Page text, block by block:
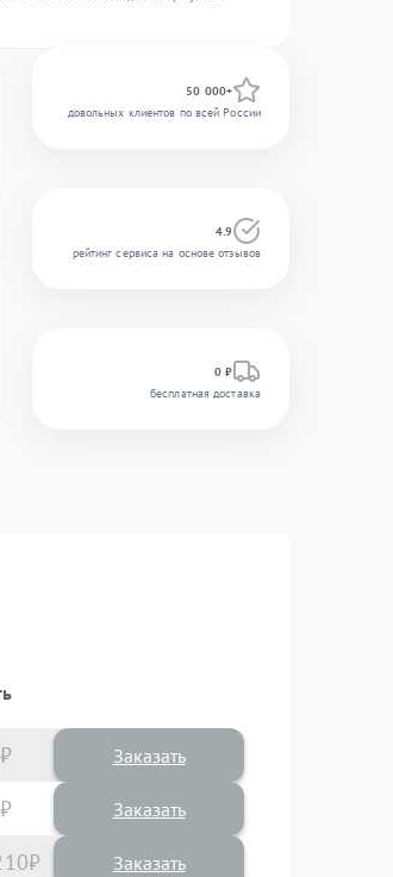
50 000+
довольных клиентов по всей России
4.9
рейтинг сервиса на основе отзывов
0 ₽
бесплатная доставка
Заказать
Заказать